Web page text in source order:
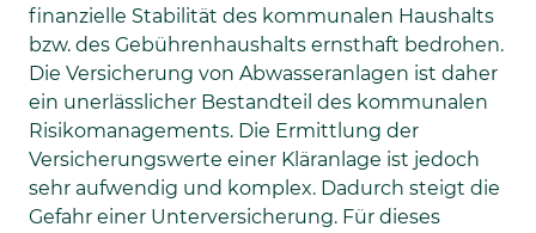
finanzielle Stabilität des kommunalen Haushalts
bzw. des Gebührenhaushalts ernsthaft bedrohen.
Die Versicherung von Abwasseranlagen ist daher
ein unerlässlicher Bestandteil des kommunalen
Risikomanagements. Die Ermittlung der
Versicherungswerte einer Kläranlage ist jedoch
sehr aufwendig und komplex. Dadurch steigt die
Gefahr einer Unterversicherung. Für dieses